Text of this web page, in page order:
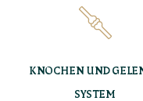
KNOCHEN UND
SYSTEM